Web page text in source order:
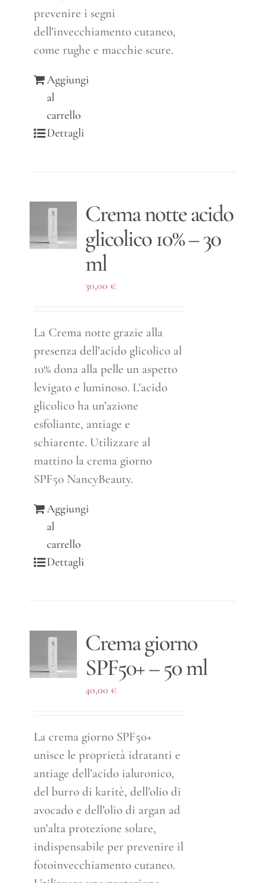
prevenire i segni
dell'invecchiamento cutaneo,
come rughe e macchie scure.
Aggiungi
al
carrello
Dettagli
Crema notte acido
glicolico 10% – 30
ml
30,00 €
La Crema notte grazie alla
presenza dell’acido glicolico al
10% dona alla pelle un aspetto
levigato e luminoso. L’acido
glicolico ha un’azione
esfoliante, antiage e
schiarente. Utilizzare al
mattino la crema giorno
SPF50 NancyBeauty.
Aggiungi
al
carrello
Dettagli
Crema giorno
SPF50+ – 50 ml
40,00 €
La crema giorno SPF50+
unisce le proprietà idratanti e
antiage dell’acido ialuronico,
del burro di karitè, dell’olio di
avocado e dell’olio di argan ad
un’alta protezione solare,
indispensabile per prevenire il
fotoinvecchiamento cutaneo.